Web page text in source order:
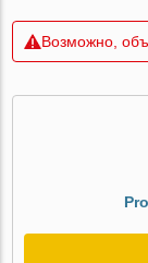
Возможно,